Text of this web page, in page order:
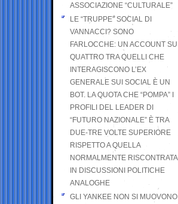
ASSOCIAZIONE “CULTURALE”
LE “TRUPPE” SOCIAL DI
VANNACCI? SONO
FARLOCCHE: UN ACCOUNT SU
QUATTRO TRA QUELLI CHE
INTERAGISCONO L’EX
GENERALE SUI SOCIAL È UN
BOT. LA QUOTA CHE “POMPA” I
PROFILI DEL LEADER DI
“FUTURO NAZIONALE” È TRA
DUE-TRE VOLTE SUPERIORE
RISPETTO A QUELLA
NORMALMENTE RISCONTRATA
IN DISCUSSIONI POLITICHE
ANALOGHE
GLI YANKEE NON SI MUOVONO